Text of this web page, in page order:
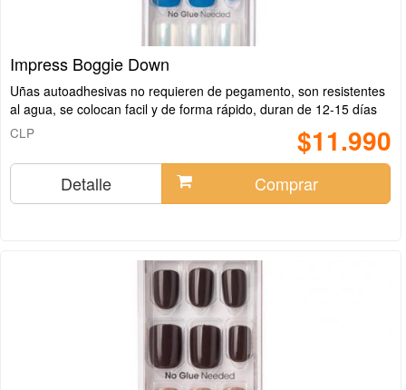
Impress Boggie Down
Uñas autoadhesivas no requieren de pegamento, son resistentes
al agua, se colocan facil y de forma rápido, duran de 12-15 días
$11.990
CLP
Detalle Comprar